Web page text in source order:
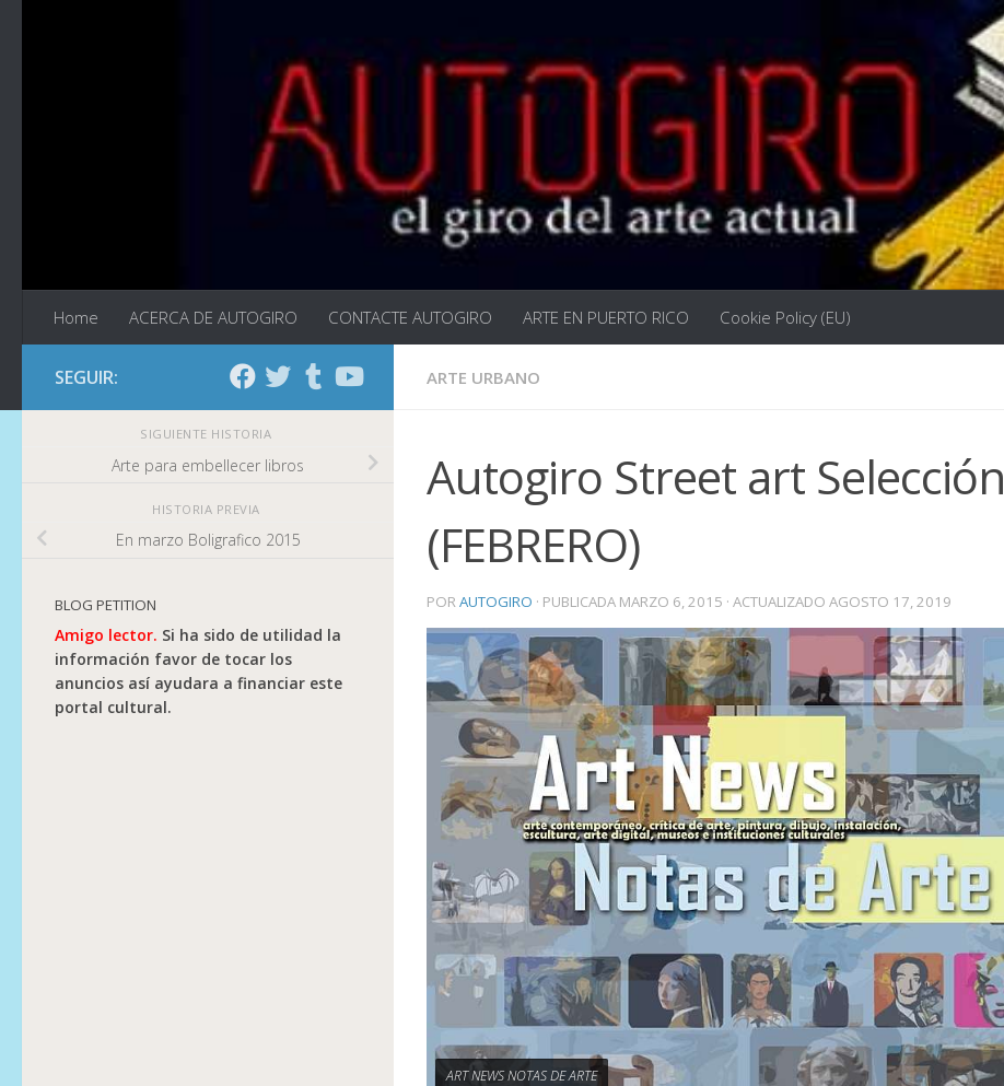
Home ACERCA DE AUTOGIRO CONTACTE AUTOGIRO ARTE EN PUERTO RICO Cookie Policy (EU)
ARTE URBANO
Autogiro Street art Selección
(FEBRERO)
PORAUTOGIRO · PUBLICADA MARZO 6, 2015 · ACTUALIZADO AGOSTO 17, 2019
ART NEWS NOTAS DE ARTE
SEGUIR:
SIGUIENTE HISTORIA
Arte para embellecer libros
HISTORIA PREVIA
En marzo Boligrafico 2015
BLOG PETITION
Amigo lector. Si ha sido de utilidad la
información favor de tocar los
anuncios así ayudara a financiar este
portal cultural.